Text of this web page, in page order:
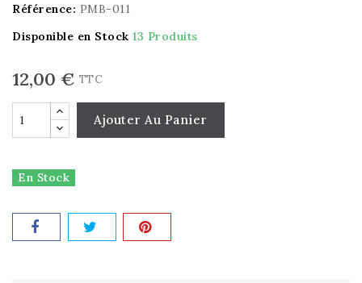
Référence: PMB-011
Disponible en Stock 13 Produits
12,00 € TTC
Ajouter Au Panier
En Stock